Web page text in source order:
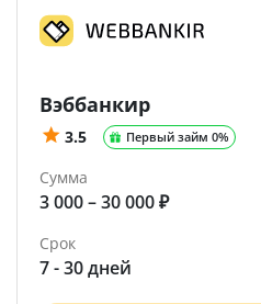
Вэббанкир
3.5 Первый займ 0%
Сумма
3 000 – 30 000 ₽
Срок
7 - 30 дней